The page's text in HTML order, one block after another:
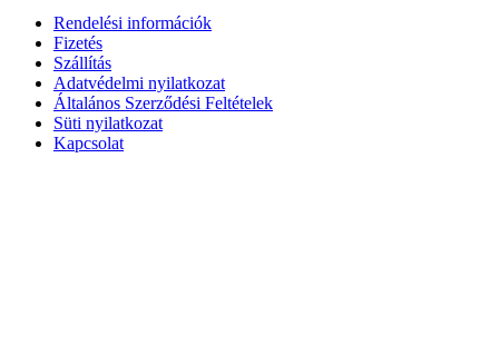
Rendelési információk
Fizetés
Szállítás
Adatvédelmi nyilatkozat
Általános Szerződési Feltételek
Süti nyilatkozat
Kapcsolat